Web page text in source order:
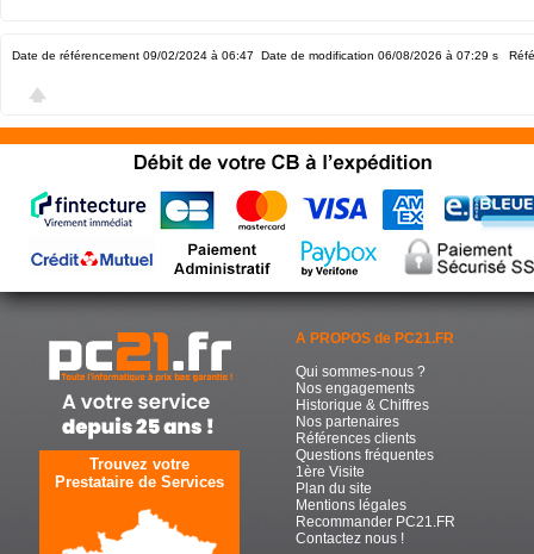
Date de référencement 09/02/2024 à 06:47 Date de modification 06/08/2026 à 07:29 s
Trouvez votre
Prestataire de Services
A PROPOS de PC21.FR
Qui sommes-nous ?
Nos engagements
Historique & Chiffres
Nos partenaires
Références clients
Questions fréquentes
1ère Visite
Plan du site
Mentions légales
Recommander PC21.FR
Contactez nous !